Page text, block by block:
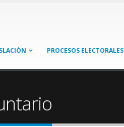
PROCESOS ELECTORALES